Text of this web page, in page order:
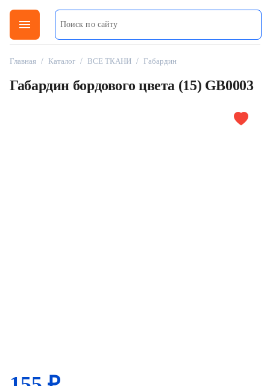
menu
Главная / Каталог / ВСЕ ТКАНИ / Габардин
Габардин бордового цвета (15) GB0003